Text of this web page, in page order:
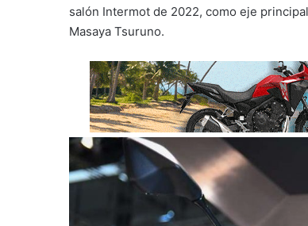
salón Intermot de 2022, como eje
Masaya Tsuruno.